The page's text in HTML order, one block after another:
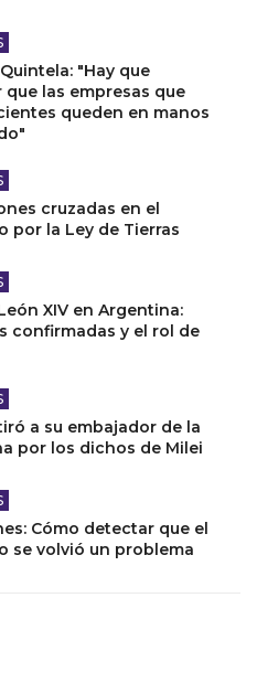
"Hay que
que las empresas que
queden en manos
cruzadas en el
por la Ley de Tierras
XIV en Argentina:
confirmadas y el rol de
a su embajador de la
por los dichos de Milei
Cómo detectar que el
se volvió un problema